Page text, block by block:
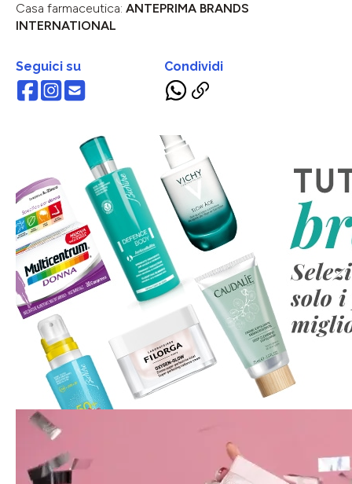
Casa farmaceutica: ANTEPRIMA BRANDS
INTERNATIONAL
Seguici su Condividi